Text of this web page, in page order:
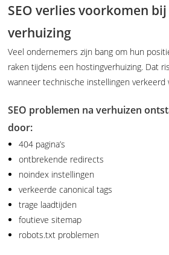
SEO verlies voorkomen
verhuizing
Veel ondernemers zijn bang om hun
raken tijdens een hostingverhuizing. Dat
wanneer technische instellingen verkeerd
SEO problemen na verhuizen
door:
404 pagina’s
ontbrekende redirects
noindex instellingen
verkeerde canonical tags
trage laadtijden
foutieve sitemap
robots.txt problemen